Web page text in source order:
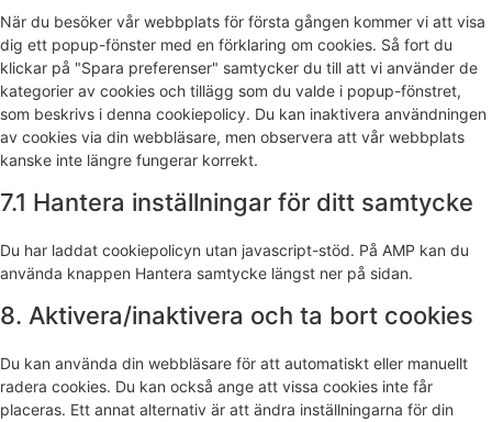
När du besöker vår webbplats för första gången kommer vi att visa
dig ett popup-fönster med en förklaring om cookies. Så fort du
klickar på "Spara preferenser" samtycker du till att vi använder de
kategorier av cookies och tillägg som du valde i popup-fönstret,
som beskrivs i denna cookiepolicy. Du kan inaktivera användningen
av cookies via din webbläsare, men observera att vår webbplats
kanske inte längre fungerar korrekt.
7.1 Hantera inställningar för ditt samtycke
Du har laddat cookiepolicyn utan javascript-stöd. På AMP kan du
använda knappen Hantera samtycke längst ner på sidan.
8. Aktivera/inaktivera och ta bort cookies
Du kan använda din webbläsare för att automatiskt eller manuellt
radera cookies. Du kan också ange att vissa cookies inte får
placeras. Ett annat alternativ är att ändra inställningarna för din